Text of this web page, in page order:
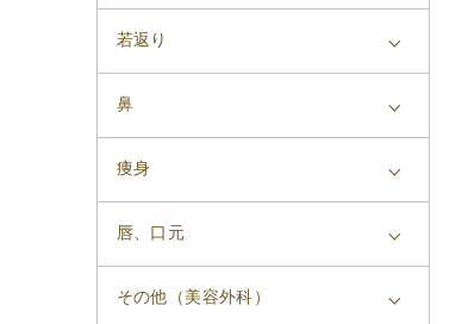
若返り
鼻
痩身
唇、口元
その他（美容外科）